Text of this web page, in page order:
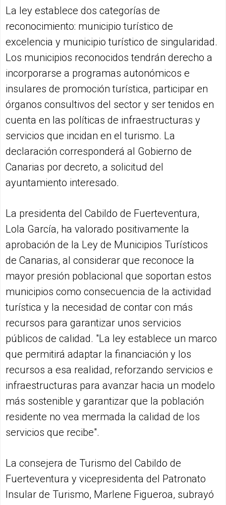
La ley establece dos categorías de
reconocimiento: municipio turístico de
excelencia y municipio turístico de singularidad.
Los municipios reconocidos tendrán derecho a
incorporarse a programas autonómicos e
insulares de promoción turística, participar en
órganos consultivos del sector y ser tenidos en
cuenta en las políticas de infraestructuras y
servicios que incidan en el turismo. La
declaración corresponderá al Gobierno de
Canarias por decreto, a solicitud del
ayuntamiento interesado.
La presidenta del Cabildo de Fuerteventura,
Lola García, ha valorado positivamente la
aprobación de la Ley de Municipios Turísticos
de Canarias, al considerar que reconoce la
mayor presión poblacional que soportan estos
municipios como consecuencia de la actividad
turística y la necesidad de contar con más
recursos para garantizar unos servicios
públicos de calidad. "La ley establece un marco
que permitirá adaptar la financiación y los
recursos a esa realidad, reforzando servicios e
infraestructuras para avanzar hacia un modelo
más sostenible y garantizar que la población
residente no vea mermada la calidad de los
servicios que recibe".
La consejera de Turismo del Cabildo de
Fuerteventura y vicepresidenta del Patronato
Insular de Turismo, Marlene Figueroa, subrayó